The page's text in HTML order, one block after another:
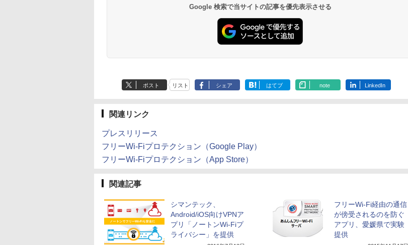
Google 検索で当サイトの記事を優先表示させる
ポスト リスト シェア はてブ note LinkedIn
関連リンク
プレスリリース
フリーWi-Fiプロテクション（Google Play）
フリーWi-Fiプロテクション（App Store）
関連記事
シマンテック、
Android/iOS向けVPNア
プリ「ノートンWi-Fiプ
ライバシー」を提供
フリーWi-Fi経由の通信
が傍受されるのを防ぐ
アプリ、愛媛県で実験
提供